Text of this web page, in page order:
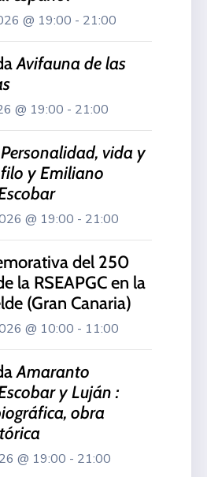
@ 19:00 - 21:00
Avifauna de las
@ 19:00 - 21:00
Personalidad, vida y
y Emiliano
@ 19:00 - 21:00
del 250
la RSEAPGC en la
(Gran Canaria)
@ 10:00 - 11:00
Amaranto
y Luján :
obra
@ 19:00 - 21:00